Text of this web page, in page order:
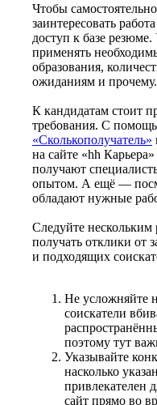
Чтобы
заинтересовать
доступ к базе
применять
образования,
ожиданиям и прочему.
К кандидатам стоит
требования. С
«Сколькополучатель»
на сайте «hh
получают
опытом. А ещё —
обладают нужные
Следуйте
получать отклики от
и подходящих
Не усложняйте
соискатели
поэтому тут
Указывайте
насколько
привлекателен
сайт прямо во